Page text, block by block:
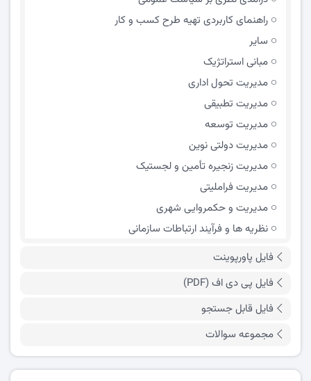
راهنمای کاربردی تهیه طرح کسب و کار
سایر
مبانی استراتژیک
مدیریت تحول اداری
مدیریت تطبیقی
مدیریت توسعه
مدیریت دولتی نوین
مدیریت زنجیره تأمین و لجستیک
مدیریت فراملیتی
مدیریت و حکمروایی شهری
نظریه ها و فرآیند ارتباطات سازمانی
فایل پاورپوینت
فایل پی دی اف (PDF)
فایل قابل جستجو
مجموعه سوالات